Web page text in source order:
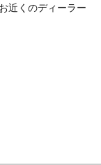
近くのディーラー